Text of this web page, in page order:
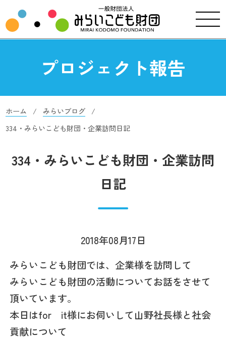
プロジェクト報告
ホーム
みらいブログ
334・みらいこども財団・企業訪問日記
334・みらいこども財団・企業訪問
日記
2018年08月17日
みらいこども財団では、企業様を訪問して
みらいこども財団の活動についてお話をさせて
頂いています。
本日はfor it様にお伺いして山野社長様と社会
貢献について